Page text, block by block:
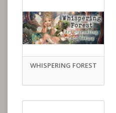
WHISPERING FOREST